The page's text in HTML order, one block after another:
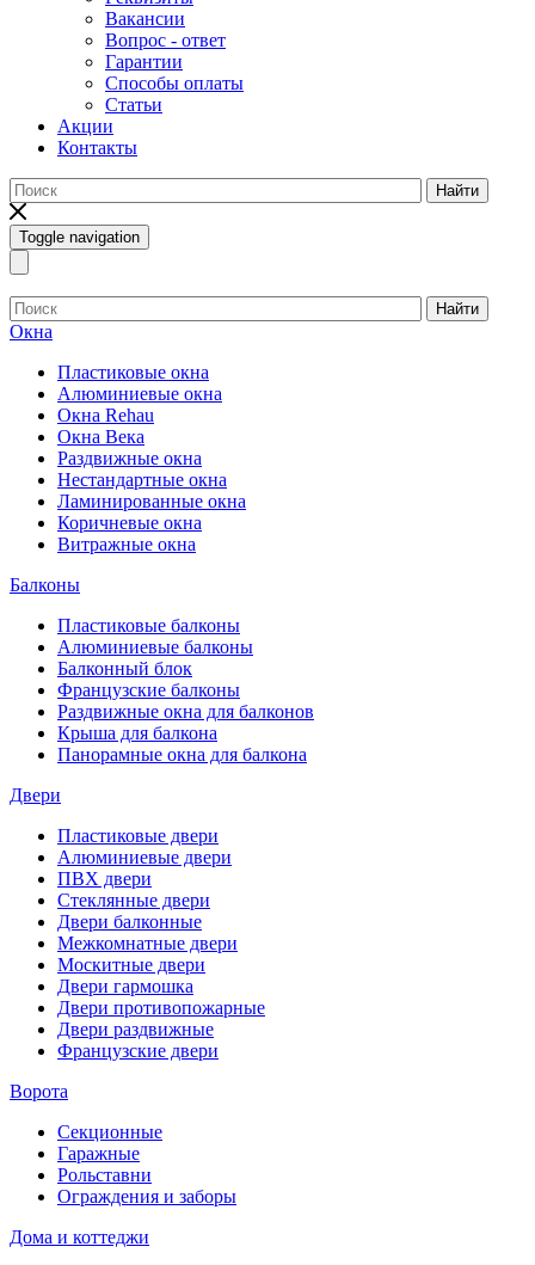
Вакансии
Вопрос - ответ
Гарантии
Способы оплаты
Статьи
Акции
Контакты
Найти
Toggle navigation
Найти
Окна
Пластиковые окна
Алюминиевые окна
Окна Rehau
Окна Века
Раздвижные окна
Нестандартные окна
Ламинированные окна
Коричневые окна
Витражные окна
Балконы
Пластиковые балконы
Алюминиевые балконы
Балконный блок
Французские балконы
Раздвижные окна для балконов
Крыша для балкона
Панорамные окна для балкона
Двери
Пластиковые двери
Алюминиевые двери
ПВХ двери
Стеклянные двери
Двери балконные
Межкомнатные двери
Москитные двери
Двери гармошка
Двери противопожарные
Двери раздвижные
Французские двери
Ворота
Секционные
Гаражные
Рольставни
Ограждения и заборы
Дома и коттеджи